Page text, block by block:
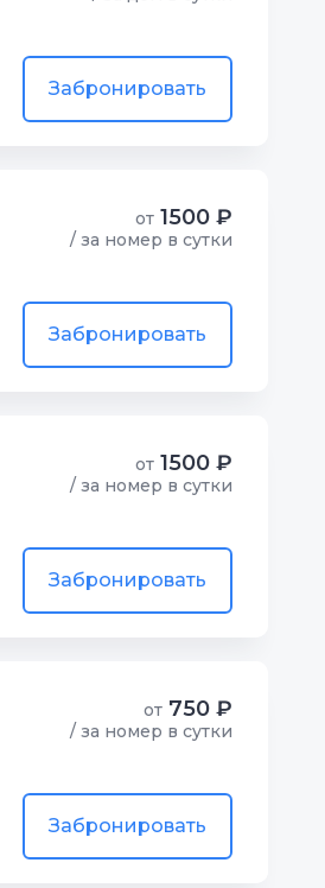
Забронировать
от 1500 ₽
/ за номер в сутки
Забронировать
от 1500 ₽
/ за номер в сутки
Забронировать
от 750 ₽
/ за номер в сутки
Забронировать